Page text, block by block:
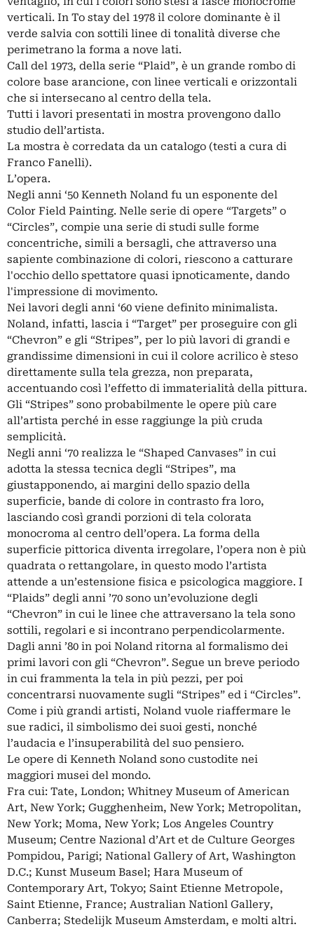
verticali. In To stay del 1978 il colore dominante è il
verde salvia con sottili linee di tonalità diverse che
perimetrano la forma a nove lati.
Call del 1973, della serie “Plaid”, è un grande rombo di
colore base arancione, con linee verticali e orizzontali
che si intersecano al centro della tela.
Tutti i lavori presentati in mostra provengono dallo
studio dell’artista.
La mostra è corredata da un catalogo (testi a cura di
Franco Fanelli).
L’opera.
Negli anni ‘50 Kenneth Noland fu un esponente del
Color Field Painting. Nelle serie di opere “Targets” o
“Circles”, compie una serie di studi sulle forme
concentriche, simili a bersagli, che attraverso una
sapiente combinazione di colori, riescono a catturare
l'occhio dello spettatore quasi ipnoticamente, dando
l'impressione di movimento.
Nei lavori degli anni ‘60 viene definito minimalista.
Noland, infatti, lascia i “Target” per proseguire con gli
“Chevron” e gli “Stripes”, per lo più lavori di grandi e
grandissime dimensioni in cui il colore acrilico è steso
direttamente sulla tela grezza, non preparata,
accentuando così l’effetto di immaterialità della pittura.
Gli “Stripes” sono probabilmente le opere più care
all’artista perché in esse raggiunge la più cruda
semplicità.
Negli anni ‘70 realizza le “Shaped Canvases” in cui
adotta la stessa tecnica degli “Stripes”, ma
giustapponendo, ai margini dello spazio della
superficie, bande di colore in contrasto fra loro,
lasciando così grandi porzioni di tela colorata
monocroma al centro dell’opera. La forma della
superficie pittorica diventa irregolare, l’opera non è più
quadrata o rettangolare, in questo modo l’artista
attende a un’estensione fisica e psicologica maggiore. I
“Plaids” degli anni ’70 sono un’evoluzione degli
“Chevron” in cui le linee che attraversano la tela sono
sottili, regolari e si incontrano perpendicolarmente.
Dagli anni ’80 in poi Noland ritorna al formalismo dei
primi lavori con gli “Chevron”. Segue un breve periodo
in cui frammenta la tela in più pezzi, per poi
concentrarsi nuovamente sugli “Stripes” ed i “Circles”.
Come i più grandi artisti, Noland vuole riaffermare le
sue radici, il simbolismo dei suoi gesti, nonché
l’audacia e l’insuperabilità del suo pensiero.
Le opere di Kenneth Noland sono custodite nei
maggiori musei del mondo.
Fra cui: Tate, London; Whitney Museum of American
Art, New York; Gugghenheim, New York; Metropolitan,
New York; Moma, New York; Los Angeles Country
Museum; Centre Nazional d’Art et de Culture Georges
Pompidou, Parigi; National Gallery of Art, Washington
D.C.; Kunst Museum Basel; Hara Museum of
Contemporary Art, Tokyo; Saint Etienne Metropole,
Saint Etienne, France; Australian Nationl Gallery,
Canberra; Stedelijk Museum Amsterdam, e molti altri.